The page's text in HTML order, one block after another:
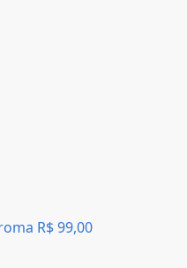
R$99,00